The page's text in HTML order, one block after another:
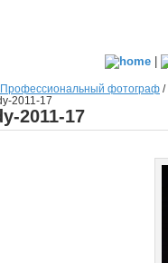
|
фотограф /
2011-17
2011-17